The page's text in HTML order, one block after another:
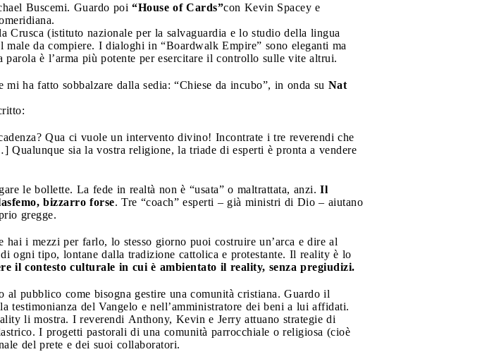
Buscemi. Guardo poi “House of Cards”con Kevin Spacey e
(istituto nazionale per la salvaguardia e lo studio della lingua
da compiere. I dialoghi in “Boardwalk Empire” sono eleganti ma
è l’arma più potente per esercitare il controllo sulle vite altrui.
ha fatto sobbalzare dalla sedia: “Chiese da incubo”, in onda su Nat
Qua ci vuole un intervento divino! Incontrate i tre reverendi che
sia la vostra religione, la triade di esperti è pronta a vendere
le bollette. La fede in realtà non è “usata” o maltrattata, anzi. Il
bizzarro forse. Tre “coach” esperti – già ministri di Dio – aiutano
gregge.
i mezzi per farlo, lo stesso giorno puoi costruire un’arca e dire al
ogni tipo, lontane dalla tradizione cattolica e protestante. Il reality è lo
il contesto culturale in cui è ambientato il reality, senza pregiudizi.
pubblico come bisogna gestire una comunità cristiana. Guardo il
testimonianza del Vangelo e nell’amministratore dei beni a lui affidati.
li mostra. I reverendi Anthony, Kevin e Jerry attuano strategie di
I progetti pastorali di una comunità parrocchiale o religiosa (cioè
del prete e dei suoi collaboratori.